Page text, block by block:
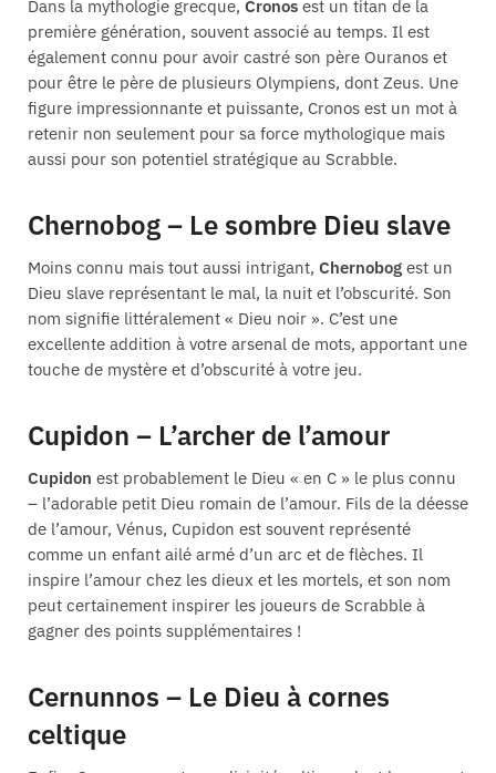
Dans la mythologie grecque, Cronos est un titan de la
première génération, souvent associé au temps. Il est
également connu pour avoir castré son père Ouranos et
pour être le père de plusieurs Olympiens, dont Zeus. Une
figure impressionnante et puissante, Cronos est un mot à
retenir non seulement pour sa force mythologique mais
aussi pour son potentiel stratégique au Scrabble.
Chernobog – Le sombre Dieu slave
Moins connu mais tout aussi intrigant, Chernobog est un
Dieu slave représentant le mal, la nuit et l’obscurité. Son
nom signifie littéralement « Dieu noir ». C’est une
excellente addition à votre arsenal de mots, apportant une
touche de mystère et d’obscurité à votre jeu.
Cupidon – L’archer de l’amour
Cupidon est probablement le Dieu « en C » le plus connu
– l’adorable petit Dieu romain de l’amour. Fils de la déesse
de l’amour, Vénus, Cupidon est souvent représenté
comme un enfant ailé armé d’un arc et de flèches. Il
inspire l’amour chez les dieux et les mortels, et son nom
peut certainement inspirer les joueurs de Scrabble à
gagner des points supplémentaires !
Cernunnos – Le Dieu à cornes
celtique